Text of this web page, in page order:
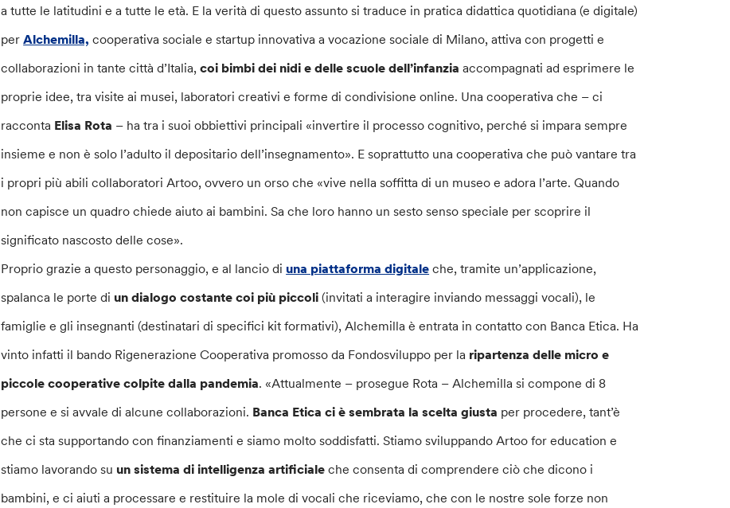
a tutte le latitudini e a tutte le età. E la verità di questo assunto si traduce in pratica didattica quotidiana (e digitale)
perAlchemilla, cooperativa sociale e startup innovativa a vocazione sociale di Milano, attiva con progetti e
collaborazioni in tante città d’Italia,coi bimbi dei nidi e delle scuole dell’infanzia accompagnati ad esprimere le
proprie idee, tra visite ai musei, laboratori creativi e forme di condivisione online. Una cooperativa che – ci
racconta Elisa Rota – ha tra i suoi obbiettivi principali «invertire il processo cognitivo, perché si impara sempre
insieme e non è solo l’adulto il depositario dell’insegnamento». E soprattutto una cooperativa che può vantare tra
i propri più abili collaboratori Artoo, ovvero un orso che «vive nella soffitta di un museo e adora l’arte. Quando
non capisce un quadro chiede aiuto ai bambini. Sa che loro hanno un sesto senso speciale per scoprire il
significato nascosto delle cose».
Proprio grazie a questo personaggio, e al lancio di una piattaforma digitale che, tramite un’applicazione,
spalanca le porte di un dialogo costante coi più piccoli (invitati a interagire inviando messaggi vocali), le
famiglie e gli insegnanti (destinatari di specifici kit formativi), Alchemilla è entrata in contatto con Banca Etica. Ha
vinto infatti il bando Rigenerazione Cooperativa promosso da Fondosviluppo per la ripartenza delle micro e
piccole cooperative colpite dalla pandemia. «Attualmente – prosegue Rota – Alchemilla si compone di 8
persone e si avvale di alcune collaborazioni. Banca Etica ci è sembrata la scelta giusta per procedere, tant’è
che ci sta supportando con finanziamenti e siamo molto soddisfatti. Stiamo sviluppando Artoo for education e
stiamo lavorando su un sistema di intelligenza artificiale che consenta di comprendere ciò che dicono i
bambini, e ci aiuti a processare e restituire la mole di vocali che riceviamo, che con le nostre sole forze non